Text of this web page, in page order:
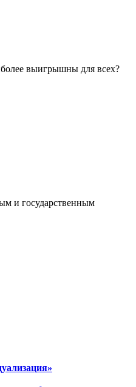
выигрышны для всех?
и государственным